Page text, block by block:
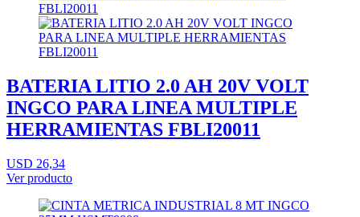
BATERIA LITIO 2.0 AH 20V VOLT
INGCO PARA LINEA MULTIPLE
HERRAMIENTAS FBLI20011
USD 26,34
Ver producto